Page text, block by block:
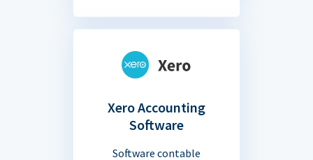
Xero Accounting
Software
Software contable